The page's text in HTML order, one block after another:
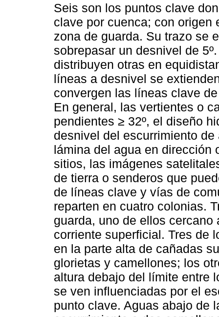
Seis son los puntos clave
clave por cuenca; con origen
zona de guarda. Su trazo se
sobrepasar un desnivel de
distribuyen otras en
líneas a desnivel se
convergen las líneas clave
En general, las vertientes o
pendientes ≥ 32º, el diseño
desnivel del escurrimiento
lámina del agua en dirección
sitios, las imágenes
de tierra o senderos que
de líneas clave y vías de
reparten en cuatro colonias.
guarda, uno de ellos
corriente superficial. Tres de
en la parte alta de cañadas
glorietas y camellones; los
altura debajo del límite entre
se ven influenciadas por el
punto clave. Aguas abajo de